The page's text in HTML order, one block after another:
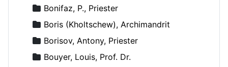
Bonifaz, P., Priester
Boris (Kholtschew), Archimandrit
Borisov, Antony, Priester
Bouyer, Louis, Prof. Dr.